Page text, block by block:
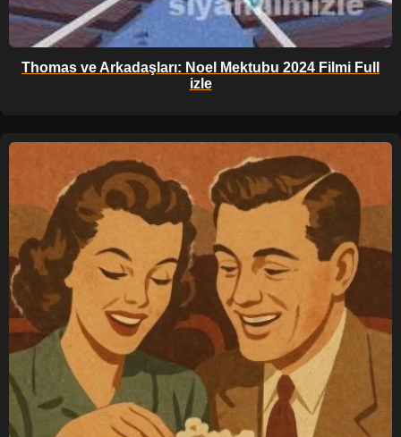
Thomas ve Arkadaşları: Noel Mektubu 2024 Filmi Full
izle